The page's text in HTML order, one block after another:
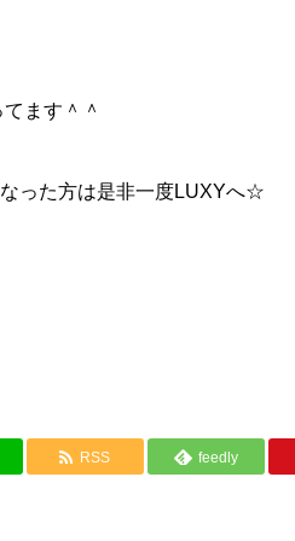
ます＾＾
った方は是非一度LUXYへ☆
RSS feedly